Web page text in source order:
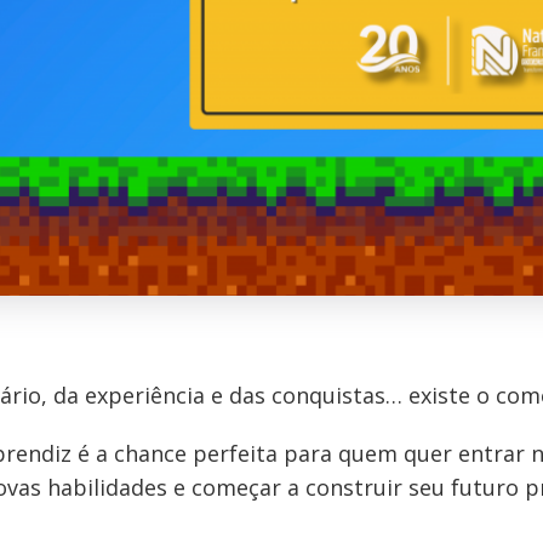
da experiência e das conquistas… existe o
é a chance perfeita para quem quer entrar
habilidades e começar a construir seu futuro